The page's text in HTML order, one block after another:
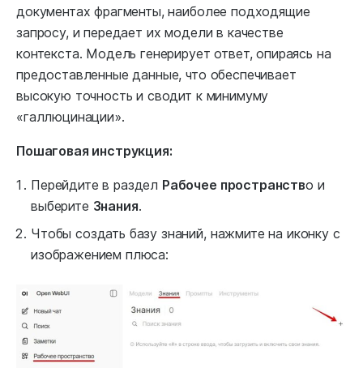
документах фрагменты, наиболее подходящие
запросу, и передает их модели в качестве
контекста. Модель генерирует ответ, опираясь на
предоставленные данные, что обеспечивает
высокую точность и сводит к минимуму
«галлюцинации».
Пошаговая инструкция:
Перейдите в раздел Рабочее пространство и
выберите Знания.
Чтобы создать базу знаний, нажмите на иконку с
изображением плюса: